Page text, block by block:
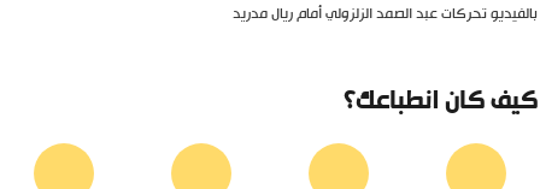
تحركات عبد الصمد الزلزولي أمام ريال مدريد
كان انطباعك؟